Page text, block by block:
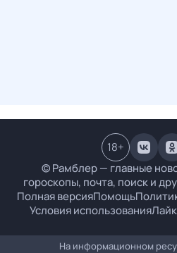
© Рамблер — главные
гороскопы, почта, поиск и
Полная версияПомощь
Условия использования
18+
На информационном